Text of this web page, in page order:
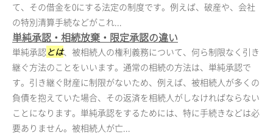
て、その借金を0にする法定の制度です。例えば、破産や、会社
の特別清算手続などがこれ...
単純承認・相続放棄・限定承認の違い
単純承認とは、被相続人の権利義務について、何ら制限なく引き
継ぐ方法のことをいいます。通常の相続の方法は、単純承認で
す。引き継ぐ財産に制限がないため、例えば、被相続人が多くの
負債を抱えていた場合、その返済を相続人がしなければならない
ことになります。単純承認をするためには、特に手続きなどは必
要ありません。被相続人が亡...